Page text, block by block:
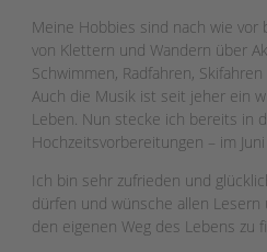
Meine Hobbies sind nach wie vor
von Klettern und Wandern über
Schwimmen, Radfahren,
Auch die Musik ist seit jeher ein
Leben. Nun stecke ich bereits in
Hochzeitsvorbereitungen – im
Ich bin sehr zufrieden und
dürfen und wünsche allen Lesern
den eigenen Weg des Lebens zu